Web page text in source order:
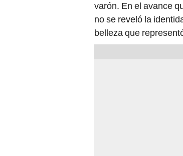
varón. En el avance
no se reveló la
belleza que